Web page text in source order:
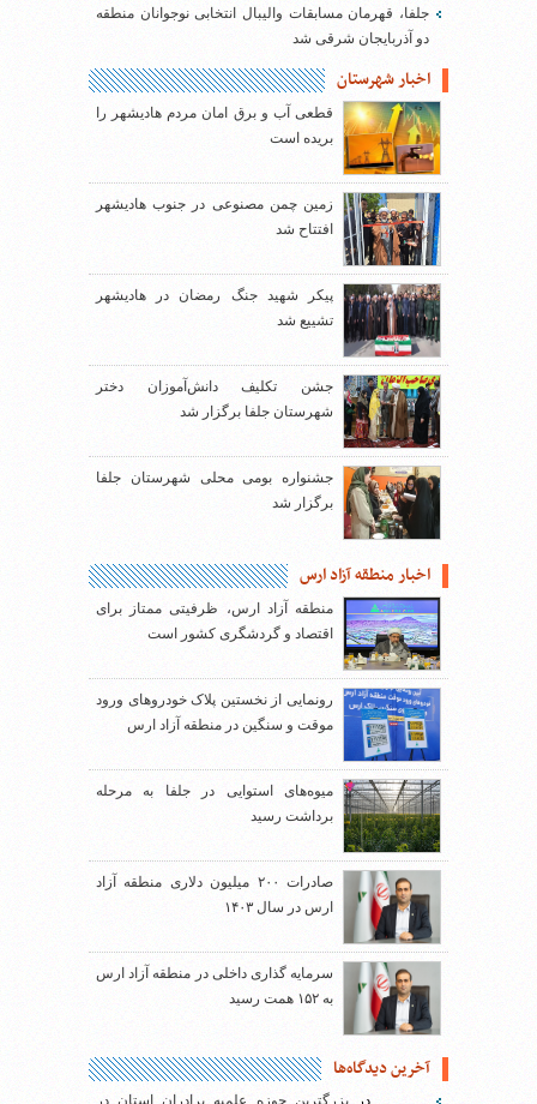
جلفا، قهرمان مسابقات والیبال انتخابی نوجوانان منطقه
دو آذربایجان شرقی شد
اخبار شهرستان
قطعی آب و برق امان مردم هادیشهر را
بریده است
زمین چمن مصنوعی در جنوب هادیشهر
افتتاح شد
پیکر شهید جنگ رمضان در هادیشهر
تشییع شد
جشن تکلیف دانش‌آموزان دختر
شهرستان جلفا برگزار شد
جشنواره بومی محلی شهرستان جلفا
برگزار شد
اخبار منطقه آزاد ارس
منطقه آزاد ارس، ظرفیتی ممتاز برای
اقتصاد و گردشگری کشور است
رونمایی از نخستین پلاک خودروهای ورود
موقت و سنگین در منطقه آزاد ارس
میوه‌های استوایی در جلفا به مرحله
برداشت رسید
صادرات ۲۰۰ میلیون دلاری منطقه آزاد
ارس در سال ۱۴۰۳
سرمایه گذاری داخلی در منطقه آزاد ارس
به ۱۵۲ همت رسید
آخرین دیدگاه‌ها
دربزرگترین حوزه علمیه برادران استان در